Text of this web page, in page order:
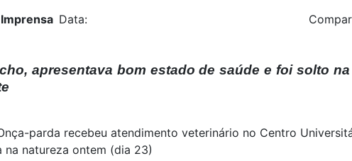
Data:
apresentava bom estado de saúde e foi solto
parda recebeu atendimento veterinário no Centro
natureza ontem (dia 23)